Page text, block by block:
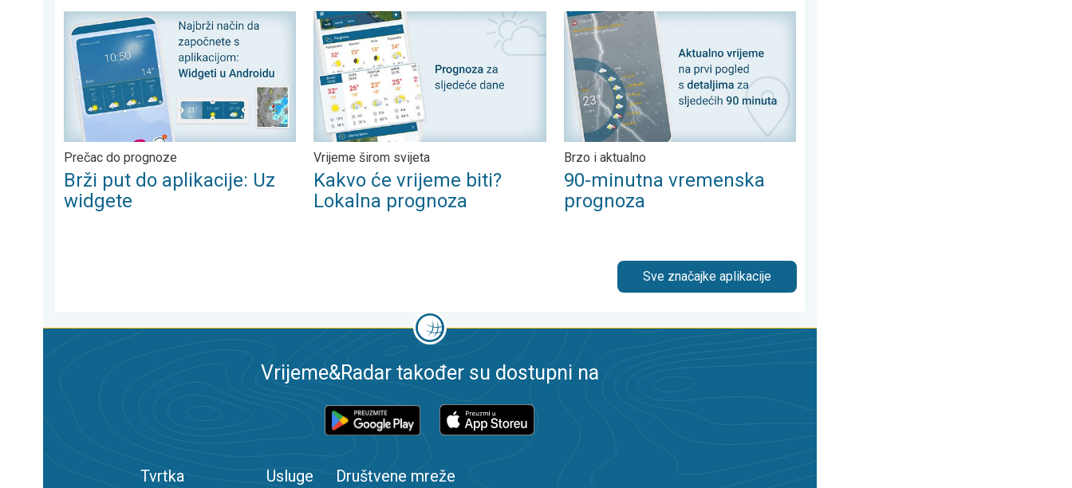
Brži put do aplikacije: Uz widgete. Prečac do prognoze. . .
Prečac do prognoze
Brži put do aplikacije: Uz
widgete
Kakvo će vrijeme biti? Lokalna prognoza. Vrijeme širom svijeta. . .
Vrijeme širom svijeta
Kakvo će vrijeme biti?
Lokalna prognoza
90-minutna vremenska prognoza. Brzo i aktualno. . .
Brzo i aktualno
90-minutna vremenska
prognoza
Sve značajke aplikacije
Vrijeme&Radar također su dostupni na
Tvrtka Usluge Društvene mreže